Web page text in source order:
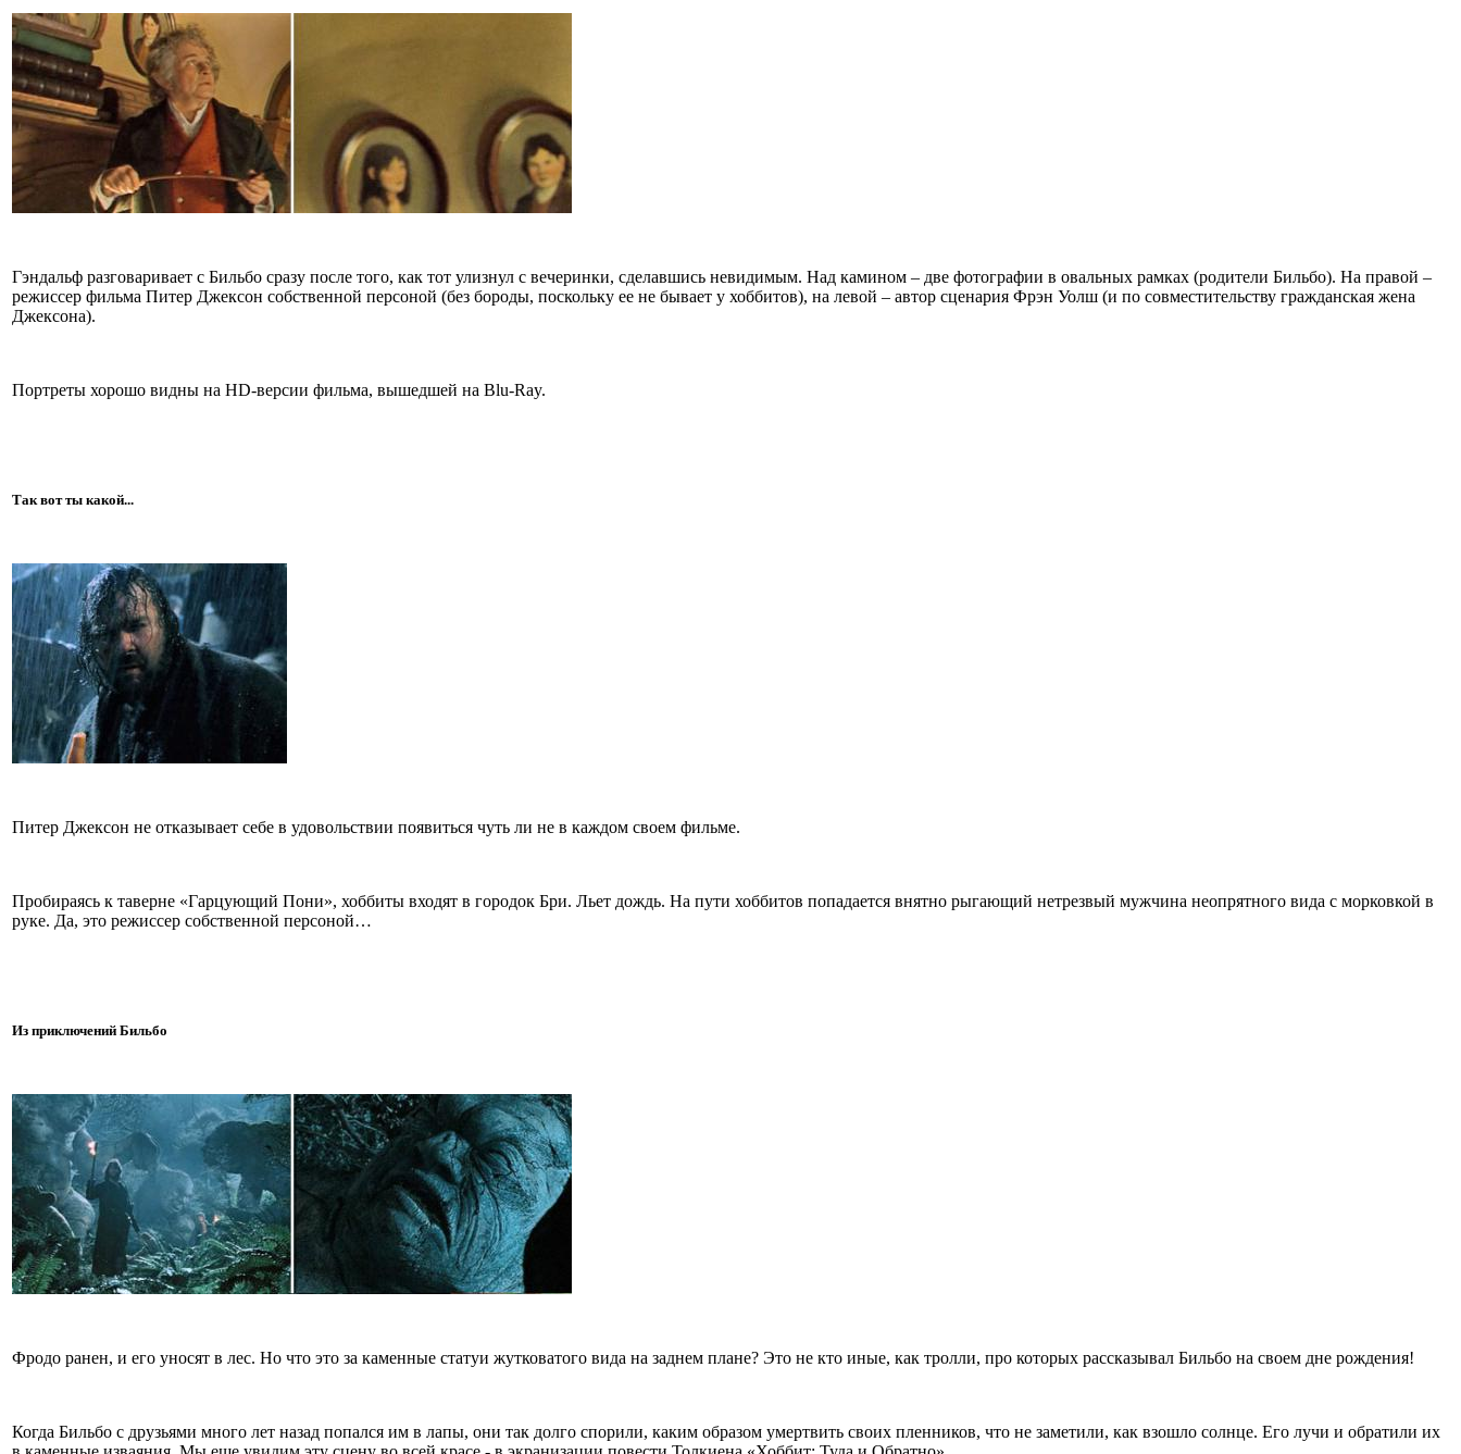
Гэндальф разговаривает с Бильбо сразу после того, как тот улизнул с вечеринки, сделавшись невидимым. Над камином – две фотографии в овальных рамках (родители Бильбо). На правой –
режиссер фильма Питер Джексон собственной персоной (без бороды, поскольку ее не бывает у хоббитов), на левой – автор сценария Фрэн Уолш (и по совместительству гражданская жена
Джексона).
Портреты хорошо видны на HD-версии фильма, вышедшей на Blu-Ray.
Так вот ты какой...
Питер Джексон не отказывает себе в удовольствии появиться чуть ли не в каждом своем фильме.
Пробираясь к таверне «Гарцующий Пони», хоббиты входят в городок Бри. Льет дождь. На пути хоббитов попадается внятно рыгающий нетрезвый мужчина неопрятного вида с морковкой в
руке. Да, это режиссер собственной персоной…
Из приключений Бильбо
Фродо ранен, и его уносят в лес. Но что это за каменные статуи жутковатого вида на заднем плане? Это не кто иные, как тролли, про которых рассказывал Бильбо на своем дне рождения!
Когда Бильбо с друзьями много лет назад попался им в лапы, они так долго спорили, каким образом умертвить своих пленников, что не заметили, как взошло солнце. Его лучи и обратили их